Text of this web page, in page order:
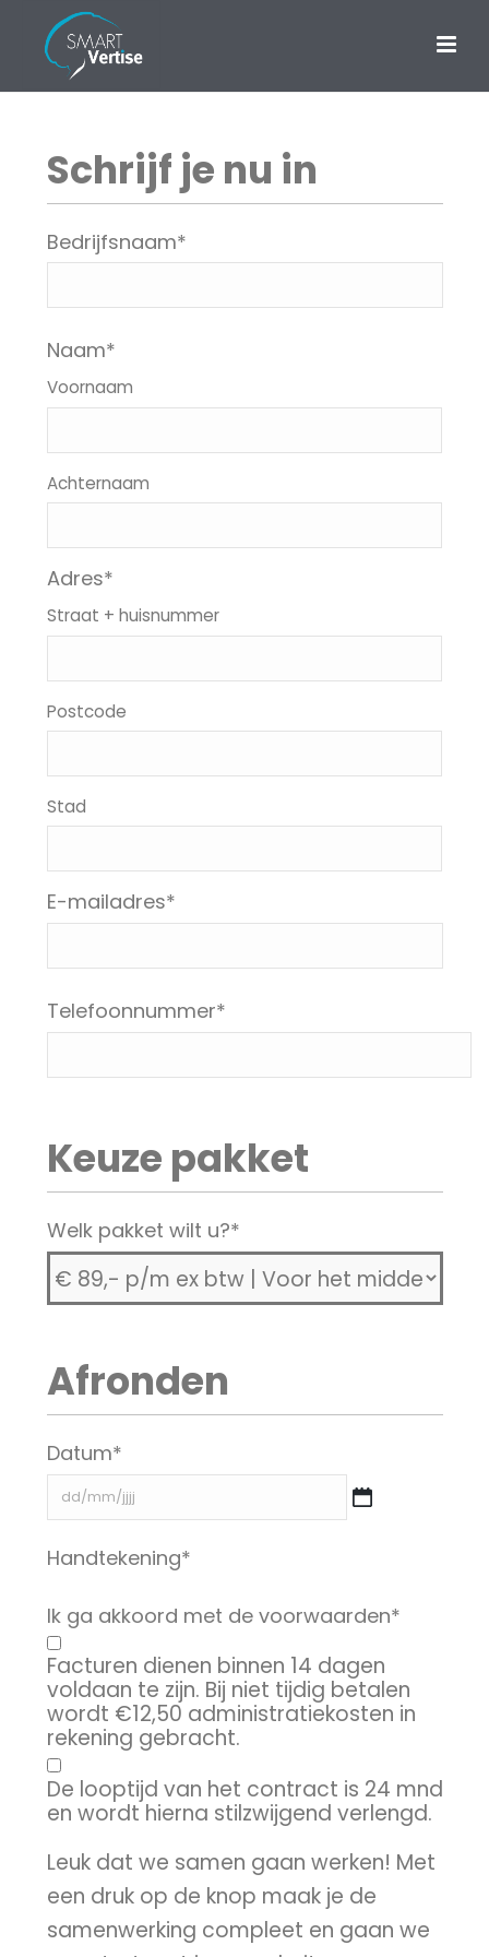
Schrijf je nu in
Bedrijfsnaam*
Naam*
Voornaam
Achternaam
Adres*
Straat + huisnummer
Postcode
Stad
E-mailadres*
Telefoonnummer*
Keuze pakket
Welk pakket wilt u?*
Afronden
Datum*
DD
slash
MM
JJJJ
Handtekening*
Ik ga akkoord met de voorwaarden*
Facturen dienen binnen 14 dagen
voldaan te zijn. Bij niet tijdig betalen
wordt €12,50 administratiekosten in
rekening gebracht.
De looptijd van het contract is 24 mnd
en wordt hierna stilzwijgend verlengd.
Leuk dat we samen gaan werken! Met
een druk op de knop maak je de
samenwerking compleet en gaan we